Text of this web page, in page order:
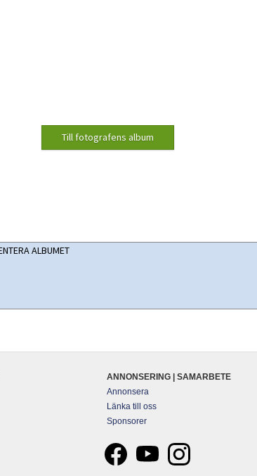
ANNONSERING | SAMARBETE
Annonsera
Länka till oss
Sponsorer